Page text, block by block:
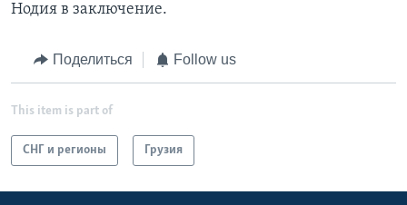
Нодия в заключение.
Поделиться Follow us
This item is part of
СНГ и регионы Грузия